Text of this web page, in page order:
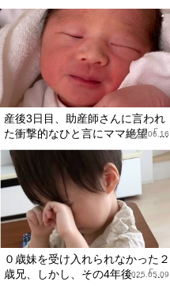
産後3日目、助産師さんに言われ
た衝撃的なひと言にママ絶望「...
2025.06.16
０歳妹を受け入れられなかった２
歳兄、しかし、その4年後…「...
2025.05.09